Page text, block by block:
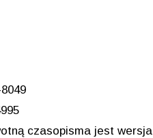
czasopisma jest